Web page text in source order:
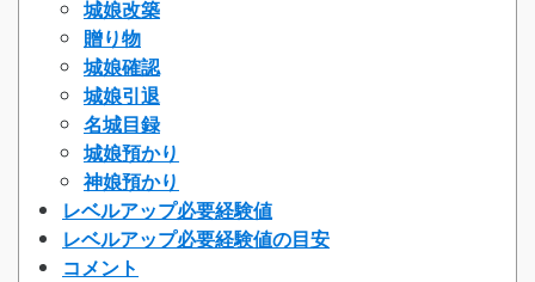
城娘改築
贈り物
城娘確認
城娘引退
名城目録
城娘預かり
神娘預かり
レベルアップ必要経験値
レベルアップ必要経験値の目安
コメント